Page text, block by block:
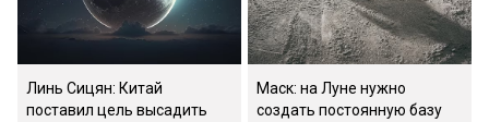
Линь Сицян: Китай
поставил цель высадить
Маск: на Луне нужно
создать постоянную базу